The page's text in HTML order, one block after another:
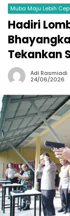
Muba Maju Lebih
Hadiri
Tekankan
Adi Rasmiadi
24/06/2026